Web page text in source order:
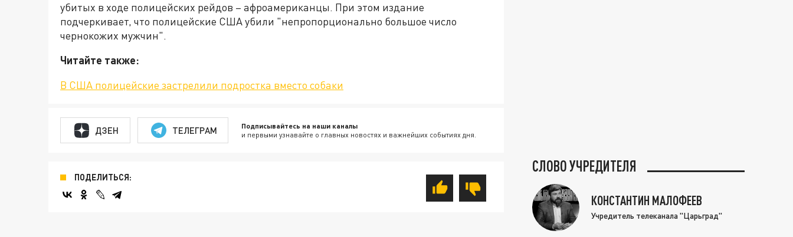
убитых в ходе полицейских рейдов – афроамериканцы. При этом издание
подчеркивает, что полицейские США убили "непропорционально большое число
чернокожих мужчин".
Читайте также:
В США полицейские застрелили подростка вместо собаки
ДЗЕН ТЕЛЕГРАМ Подписывайтесь на наши каналы
и первыми узнавайте о главных новостях и важнейших событиях дня.
ПОДЕЛИТЬСЯ:
СЛОВО УЧРЕДИТЕЛЯ
КОНСТАНТИН МАЛОФЕЕВ
Учредитель телеканала "Царьград"